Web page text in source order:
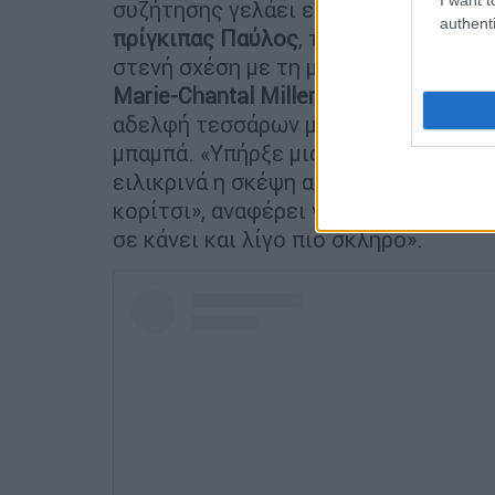
συζήτησης γελάει εύκολα και
πρίγκιπας Παύλος, την περιγράφει
στενή σχέση με τη μητέρα της, τη
Marie-Chantal Miller,
με την οποία
αδελφή τεσσάρων μικρότερων
μπαμπά. «Υπήρξε μια στιγμή που η
ειλικρινά η σκέψη αυτή... είπα, "δεν
κορίτσι», αναφέρει γελώντας. «Μου
σε κάνει και λίγο πιο σκληρό».